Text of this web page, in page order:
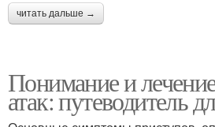
читать дальше →
Понимание и
атак: путеводитель